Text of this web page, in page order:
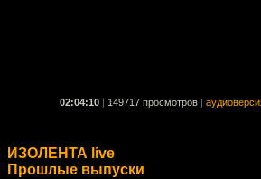
02:04:10 149717 просмотров
ИЗОЛЕНТА live
Прошлые выпуски